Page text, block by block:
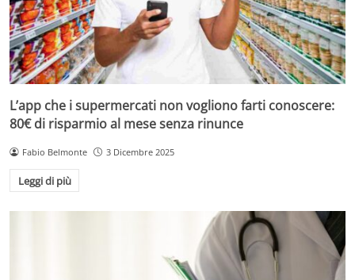
L’app che i supermercati non vogliono farti conoscere:
80€ di risparmio al mese senza rinunce
Fabio Belmonte 3 Dicembre 2025
Leggi di più